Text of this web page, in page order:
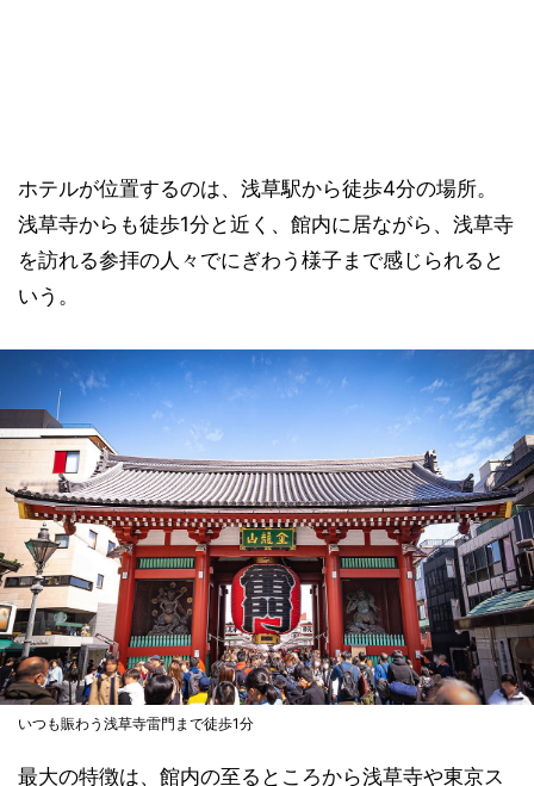
ホテルが位置するのは、浅草駅から徒歩4分の場所。
浅草寺からも徒歩1分と近く、館内に居ながら、浅草寺
を訪れる参拝の人々でにぎわう様子まで感じられると
いう。
いつも賑わう浅草寺雷門まで徒歩1分
最大の特徴は、館内の至るところから浅草寺や東京ス